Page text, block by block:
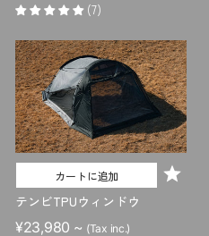
価
ル
格
(7)
カートに追加
テンビTPUウィンドウ
¥23,980 ~ (Tax inc.)